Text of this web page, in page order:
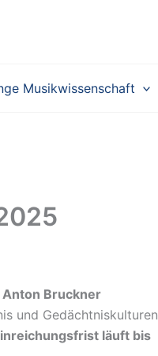
Musikwissenschaft
Anton Bruckner
und Gedächtniskulturen
läuft bis